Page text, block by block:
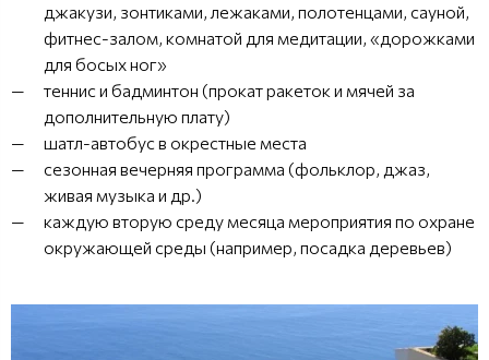
джакузи, зонтиками, лежаками, полотенцами, сауной,
фитнес-залом, комнатой для медитации, «дорожками
для босых ног»
теннис и бадминтон (прокат ракеток и мячей за
дополнительную плату)
шатл-автобус в окрестные места
сезонная вечерняя программа (фольклор, джаз,
живая музыка и др.)
каждую вторую среду месяца мероприятия по охране
окружающей среды (например, посадка деревьев)